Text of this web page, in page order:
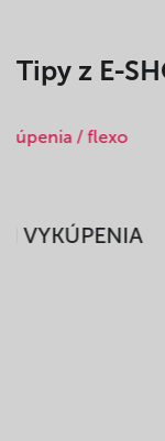
Tipy z E-
VYKÚPENIA